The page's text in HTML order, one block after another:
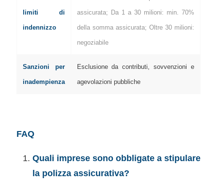
limiti di
indennizzo
assicurata; Da 1 a 30 milioni: min. 70%
della somma assicurata; Oltre 30 milioni:
negoziabile
Sanzioni per
inadempienza
Esclusione da contributi, sovvenzioni e
agevolazioni pubbliche
FAQ
Quali imprese sono obbligate a stipulare
la polizza assicurativa?